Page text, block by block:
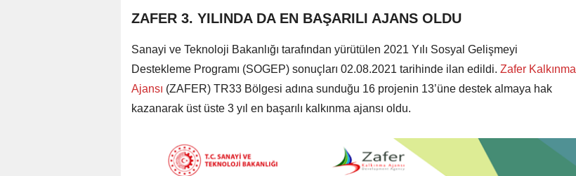
ZAFER 3. YILINDA DA EN BAŞARILI AJANS OLDU
Sanayi ve Teknoloji Bakanlığı tarafından yürütülen 2021 Yılı Sosyal Gelişmeyi
Destekleme Programı (SOGEP) sonuçları 02.08.2021 tarihinde ilan edildi. Zafer Kalkınma
Ajansı (ZAFER) TR33 Bölgesi adına sunduğu 16 projenin 13’üne destek almaya hak
kazanarak üst üste 3 yıl en başarılı kalkınma ajansı oldu.